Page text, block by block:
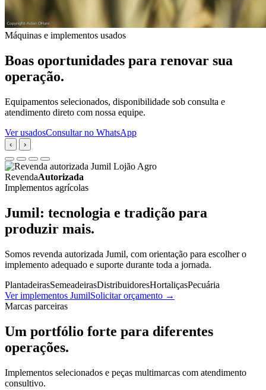
Máquinas e implementos usados
Boas oportunidades para renovar sua
operação.
Equipamentos selecionados, disponibilidade sob consulta e
atendimento direto com nossa equipe.
Ver usadosConsultar no WhatsApp
‹ ›
RevendaAutorizada
Implementos agrícolas
Jumil: tecnologia e tradição para
produzir mais.
Somos revenda autorizada Jumil, com orientação para escolher o
implemento adequado e suporte durante toda a jornada.
PlantadeirasSemeadeirasDistribuidoresHortaliçasPecuária
Ver implementos JumilSolicitar orçamento →
Marcas parceiras
Um portfólio forte para diferentes
operações.
Implementos selecionados e peças multimarcas com atendimento
consultivo.